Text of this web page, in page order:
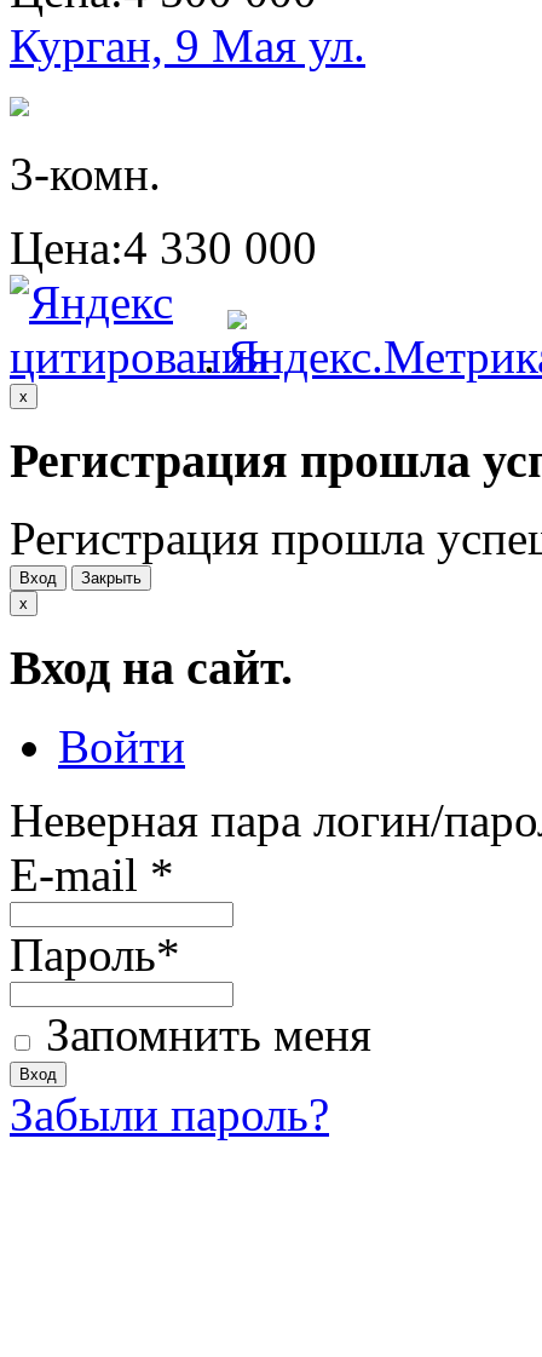
Курган, 9 Мая ул.
3-комн.
Цена:4 330 000
.
x
Регистрация прошла
Регистрация прошла
Вход
Закрыть
x
Вход на сайт.
Войти
Неверная пара логин/
E-mail *
Пароль*
Запомнить меня
Забыли пароль?